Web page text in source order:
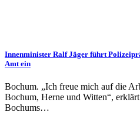
Innenminister Ralf Jäger führt
Amt ein
Bochum. „Ich freue mich auf die
Bochum, Herne und Witten“,
Bochums…